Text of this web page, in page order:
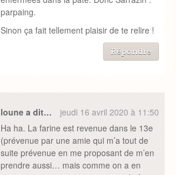
parpaing.
Sinon ça fait tellement plaisir de te relire !
Répondre
loune a dit…
jeudi 16 avril 2020 à 11:50
Ha ha. La farine est revenue dans le 13e
(prévenue par une amie qui m’a tout de
suite prévenue en me proposant de m’en
prendre aussi… mais comme on a en